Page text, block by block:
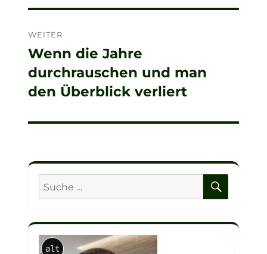
WEITER
Nächster
Beitrag:
Wenn die Jahre
durchrauschen und man
den Überblick verliert
Suche
nach:
alt